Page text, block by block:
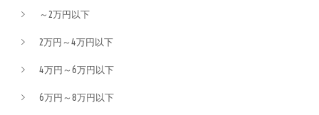
～2万円以下
2万円～4万円以下
4万円～6万円以下
6万円～8万円以下